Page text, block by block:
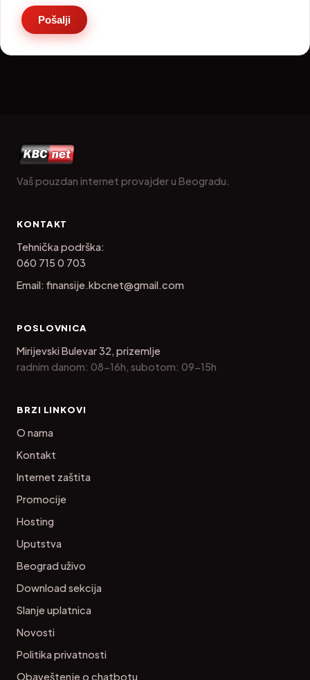
Pošalji
Vaš pouzdan internet provajder u Beogradu.
KONTAKT
Tehnička podrška:
060 715 0 703
Email: finansije.kbcnet@gmail.com
POSLOVNICA
Mirijevski Bulevar 32, prizemlje
radnim danom: 08-16h, subotom: 09-15h
BRZI LINKOVI
O nama
Kontakt
Internet zaštita
Promocije
Hosting
Uputstva
Beograd uživo
Download sekcija
Slanje uplatnica
Novosti
Politika privatnosti
Obaveštenje o chatbotu